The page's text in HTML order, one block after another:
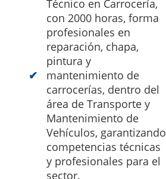
Técnico en Carrocería,
con 2000 horas, forma
profesionales en
reparación, chapa,
pintura y
mantenimiento de
carrocerías, dentro del
área de Transporte y
Mantenimiento de
Vehículos, garantizando
competencias técnicas
y profesionales para el
sector.